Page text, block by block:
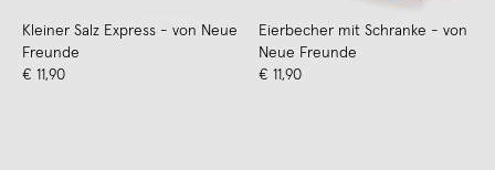
Kleiner Salz Express - von Neue
Freunde
€ 11,90
Eierbecher mit Schranke - von
Neue Freunde
€ 11,90